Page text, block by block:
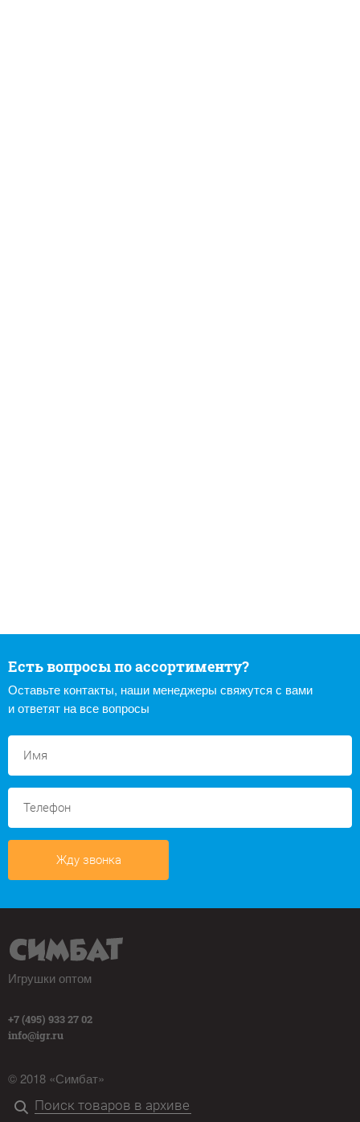
Есть вопросы по ассортименту?
Оставьте контакты, наши менеджеры свяжутся с вами
и ответят на все вопросы
Жду звонка
Игрушки оптом
+7 (495) 933 27 02
info@igr.ru
© 2018 «Симбат»